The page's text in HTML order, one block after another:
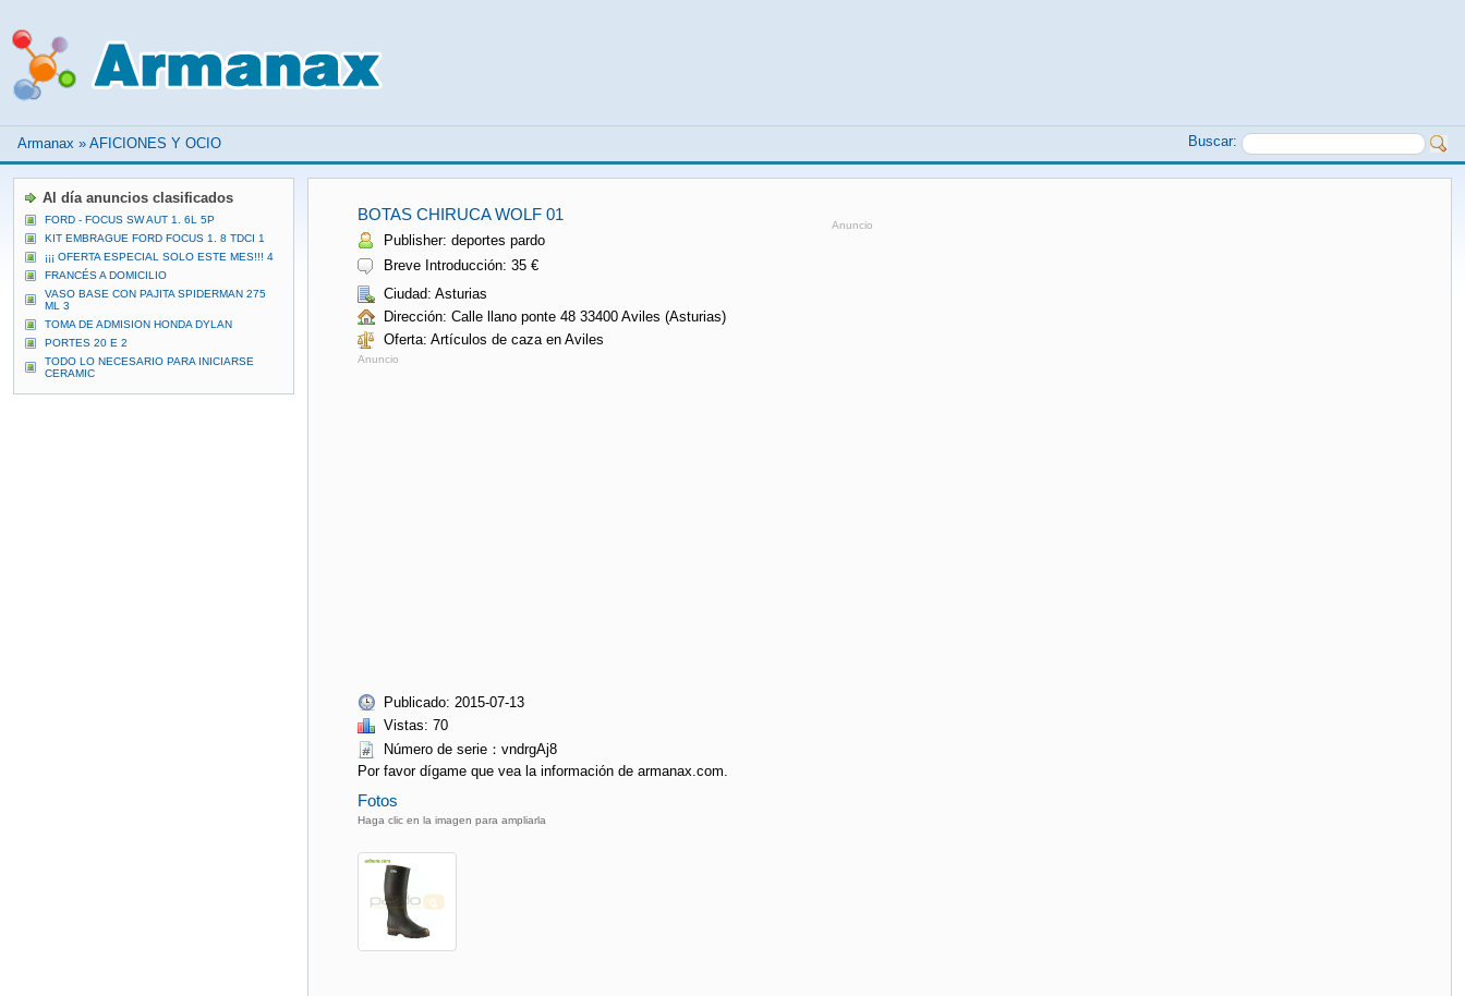
Armanax » AFICIONES Y OCIO Buscar:
BOTAS CHIRUCA WOLF 01
Publisher: deportes pardo
Breve Introducción: 35 €
Ciudad: Asturias
Dirección: Calle llano ponte 48 33400 Aviles (Asturias)
Oferta: Artículos de caza en Aviles
Anuncio
Publicado: 2015-07-13
Vistas: 70
Número de serie：vndrgAj8
Por favor dígame que vea la información de armanax.com.
Fotos
Haga clic en la imagen para ampliarla
Anuncio
Al día anuncios clasificados
FORD - FOCUS SW AUT 1. 6L 5P
KIT EMBRAGUE FORD FOCUS 1. 8 TDCI 1
¡¡¡ OFERTA ESPECIAL SOLO ESTE MES!!! 4
FRANCÉS A DOMICILIO
VASO BASE CON PAJITA SPIDERMAN 275
ML 3
TOMA DE ADMISION HONDA DYLAN
PORTES 20 E 2
TODO LO NECESARIO PARA INICIARSE
CERAMIC